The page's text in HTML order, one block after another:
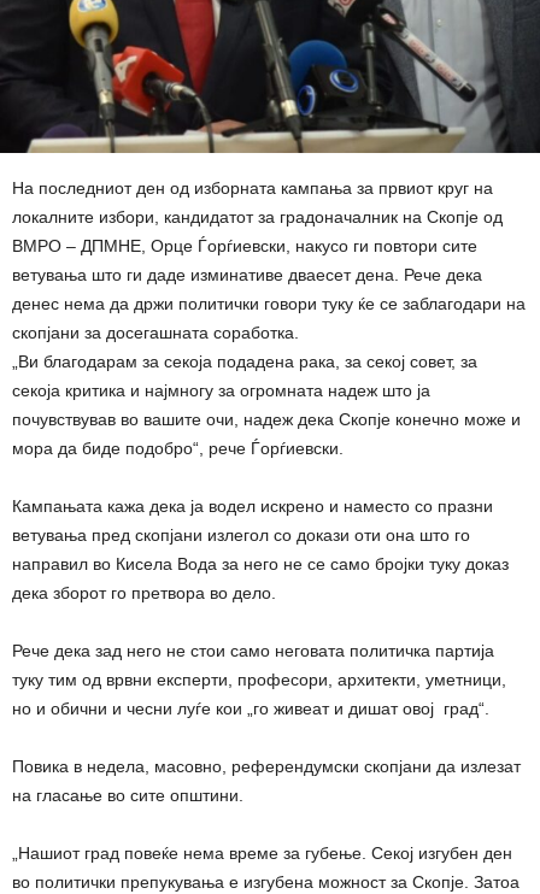
На последниот ден од изборната кампања за првиот круг на
локалните избори, кандидатот за градоначалник на Скопје од
ВМРО – ДПМНЕ, Орце Ѓорѓиевски, накусо ги повтори сите
ветувања што ги даде изминативе дваесет дена. Рече дека
денес нема да држи политички говори туку ќе се заблагодари на
скопјани за досегашната соработка.
„Ви благодарам за секоја подадена рака, за секој совет, за
секоја критика и најмногу за огромната надеж што ја
почувствував во вашите очи, надеж дека Скопје конечно може и
мора да биде подобро“, рече Ѓорѓиевски.
Кампањата кажа дека ја водел искрено и наместо со празни
ветувања пред скопјани излегол со докази оти она што го
направил во Кисела Вода за него не се само бројки туку доказ
дека зборот го претвора во дело.
Рече дека зад него не стои само неговата политичка партија
туку тим од врвни експерти, професори, архитекти, уметници,
но и обични и чесни луѓе кои „го живеат и дишат овој град“.
Повика в недела, масовно, референдумски скопјани да излезат
на гласање во сите општини.
„Нашиот град повеќе нема време за губење. Секој изгубен ден
во политички препукувања е изгубена можност за Скопје. Затоа